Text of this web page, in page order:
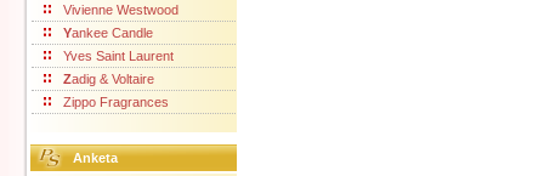
Vivienne Westwood
Yankee Candle
Yves Saint Laurent
Zadig & Voltaire
Zippo Fragrances
Anketa